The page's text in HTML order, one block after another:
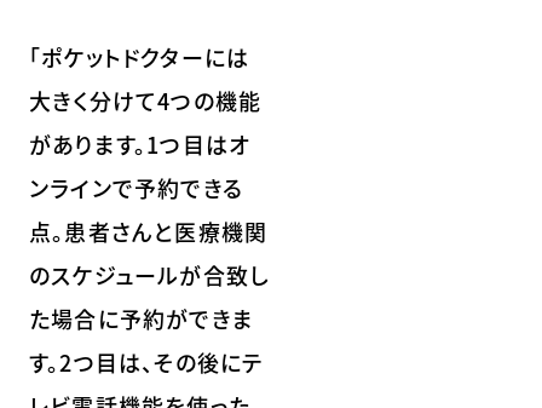
「ポケットドクターには
大きく分けて4つの機能
があります。1つ目はオ
ンラインで予約できる
点。患者さんと医療機関
のスケジュールが合致し
た場合に予約ができま
す。2つ目は、その後にテ